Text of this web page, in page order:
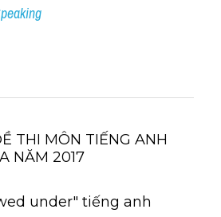
THI MÔN TIẾNG ANH
NĂM 2017
under" tiếng anh